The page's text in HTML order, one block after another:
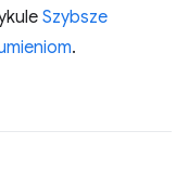
Szybsze
.